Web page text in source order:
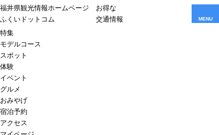
福井県観光情報ホームページ
ふくいドットコム
お得な
交通情報
MENU
特集
モデルコース
スポット
体験
イベント
グルメ
おみやげ
宿泊予約
アクセス